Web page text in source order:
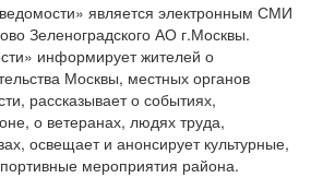
является электронным СМИ
Зеленоградского АО г.Москвы.
информирует жителей о
Москвы, местных органов
рассказывает о событиях,
о ветеранах, людях труда,
освещает и анонсирует культурные,
мероприятия района.